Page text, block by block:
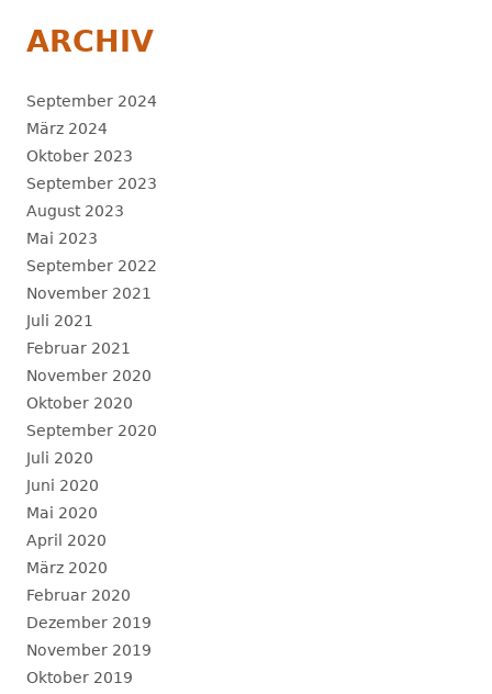
ARCHIV
September 2024
März 2024
Oktober 2023
September 2023
August 2023
Mai 2023
September 2022
November 2021
Juli 2021
Februar 2021
November 2020
Oktober 2020
September 2020
Juli 2020
Juni 2020
Mai 2020
April 2020
März 2020
Februar 2020
Dezember 2019
November 2019
Oktober 2019